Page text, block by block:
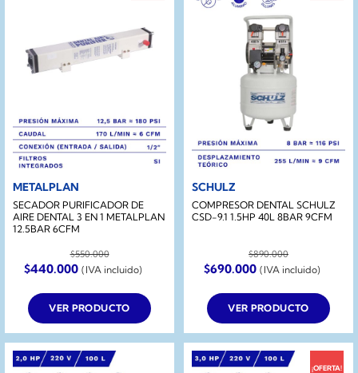
METALPLAN
SECADOR PURIFICADOR DE
AIRE DENTAL 3 EN 1 METALPLAN
12.5BAR 6CFM
$550.000
El
precio
original
era:
$550.000.
$440.000El
precio
actual
es:
$440.000.
(IVA incluido)
VER PRODUCTO
SCHULZ
COMPRESOR DENTAL SCHULZ
CSD-9.1 1.5HP 40L 8BAR 9CFM
$890.000
El
precio
original
era:
$890.000.
$690.000El
precio
actual
es:
$690.000.
(IVA incluido)
VER PRODUCTO
¡OFERTA!